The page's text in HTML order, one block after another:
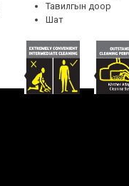
Тавилгын доор
Шат